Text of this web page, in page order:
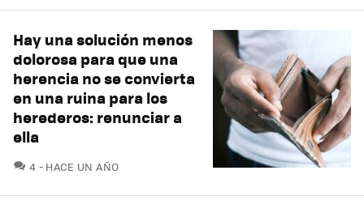
Hay una solución menos
dolorosa para que una
herencia no se convierta
en una ruina para los
herederos: renunciar a
ella
4 COMENTARIOS
HACE UN AÑO